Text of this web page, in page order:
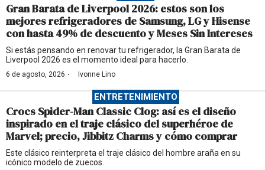
Gran Barata de Liverpool 2026: estos son los
mejores refrigeradores de Samsung, LG y Hisense
con hasta 49% de descuento y Meses Sin Intereses
Si estás pensando en renovar tu refrigerador, la Gran Barata de
Liverpool 2026 es el momento ideal para hacerlo.
6 de agosto, 2026 · Ivonne Lino
ENTRETENIMIENTO
Crocs Spider-Man Classic Clog: así es el diseño
inspirado en el traje clásico del superhéroe de
Marvel; precio, Jibbitz Charms y cómo comprar
Este clásico reinterpreta el traje clásico del hombre araña en su
icónico modelo de zuecos.